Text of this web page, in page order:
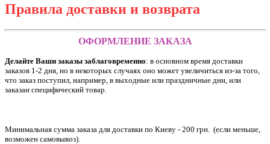
Правила доставки и возврата
ОФОРМЛЕНИЕ ЗАКАЗА
Делайте Ваши заказы заблаговременно: в основном время доставки
заказов 1-2 дня, но в некоторых случаях оно может увеличиться из-за того,
что заказ поступил, например, в выходные или праздничные дни, или
заказан специфический товар.
Минимальная сумма заказа для доставки по Киеву - 200 грн. (если меньше,
возможен самовывоз).